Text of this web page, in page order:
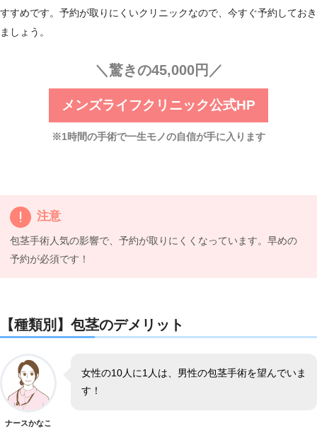
すすめです。予約が取りにくいクリニックなので、今すぐ予約しておき
ましょう。
＼驚きの45,000円／
メンズライフクリニック公式HP
※1時間の手術で一生モノの自信が手に入ります
注意
包茎手術人気の影響で、予約が取りにくくなっています。早めの
予約が必須です！
【種類別】包茎のデメリット
ナースかなこ
女性の10人に1人は、男性の包茎手術を望んでいま
す！